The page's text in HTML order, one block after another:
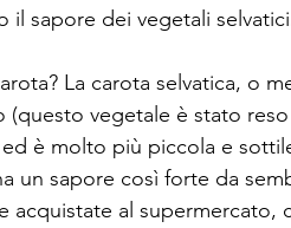
il sapore dei vegetali
La carota selvatica, o
vegetale è stato
è molto più piccola e
un sapore così forte da
acquistate al supermercato,